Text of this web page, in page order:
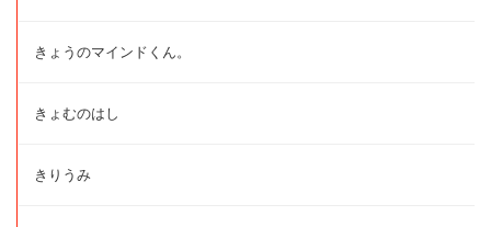
きょうのマインドくん。
きょむのはし
きりうみ